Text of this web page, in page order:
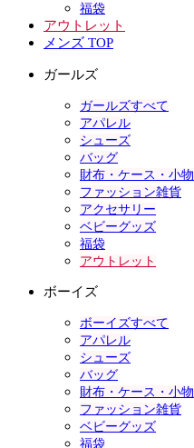
福袋
アウトレット
メンズ TOP
ガールズ
ガールズすべて
アパレル
シューズ
バッグ
財布・ケース・小物
ファッション雑貨
アクセサリー
ベビーグッズ
福袋
アウトレット
ボーイズ
ボーイズすべて
アパレル
シューズ
バッグ
財布・ケース・小物
ファッション雑貨
ベビーグッズ
福袋